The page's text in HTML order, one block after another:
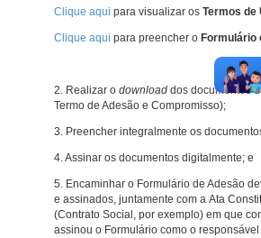
Clique aqui para visualizar os Termos de
Clique aqui para preencher o Formulário
2. Realizar o download dos documentos
Termo de Adesão e Compromisso);
3. Preencher integralmente os
4. Assinar os documentos digitalmente; e
5. Encaminhar o Formulário de Adesão
e assinados, juntamente com a Ata
(Contrato Social, por exemplo) em que
assinou o Formulário como o